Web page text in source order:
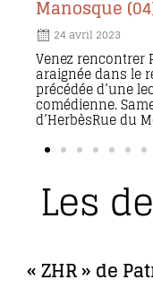
Manosque
24 avril 2023
Venez rencontrer
araignée dans le
précédée d’une
comédienne.
d’HerbèsRue du
Les
« ZHR » de